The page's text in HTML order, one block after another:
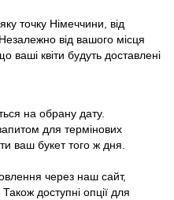
точку Німеччини, від
від вашого місця
квіти будуть доставлені
на обрану дату.
для термінових
ваш букет того ж дня.
через наш сайт,
доступні опції для